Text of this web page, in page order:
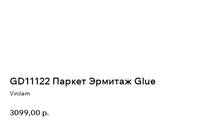
GD11122 Паркет Эрмитаж Glue
Vinilam
3099,00 р.